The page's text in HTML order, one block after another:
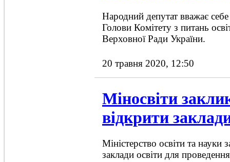
Народний депутат вважає
Голови Комітету з питань
Верховної Ради України.
20 травня 2020, 12:50
Міносвіти
відкрити
Міністерство освіти та науки
заклади освіти для